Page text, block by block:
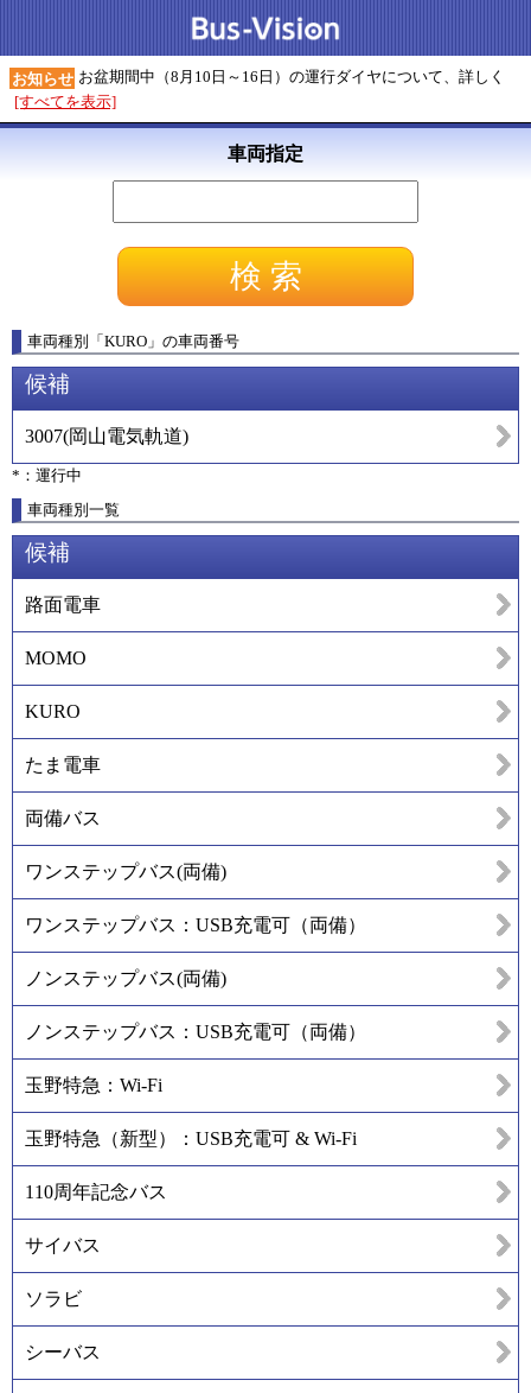
お知らせ お盆期間中（8月10日～16日）の運行ダイヤについて、詳しく
[すべてを表示]
車両指定
車両種別 「KURO 」 の車両番号
候補
3007(岡山電気軌道)
*：運行中
車両種別一覧
候補
路面電車
MOMO
KURO
たま電車
両備バス
ワンステップバス(両備)
ワンステップバス：USB充電可（両備）
ノンステップバス(両備)
ノンステップバス：USB充電可（両備）
玉野特急：Wi-Fi
玉野特急（新型）：USB充電可 & Wi-Fi
110周年記念バス
サイバス
ソラビ
シーバス